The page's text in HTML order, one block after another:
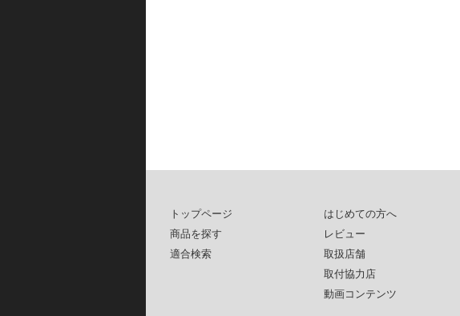
トップページ
商品を探す
適合検索
はじめての方へ
レビュー
取扱店舗
取付協力店
動画コンテンツ